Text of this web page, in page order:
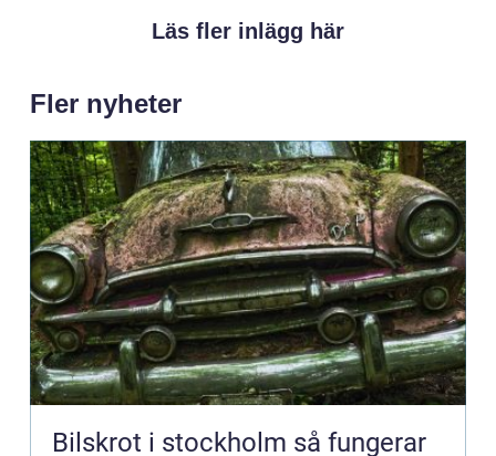
Läs fler inlägg här
Fler nyheter
Bilskrot i stockholm så fungerar